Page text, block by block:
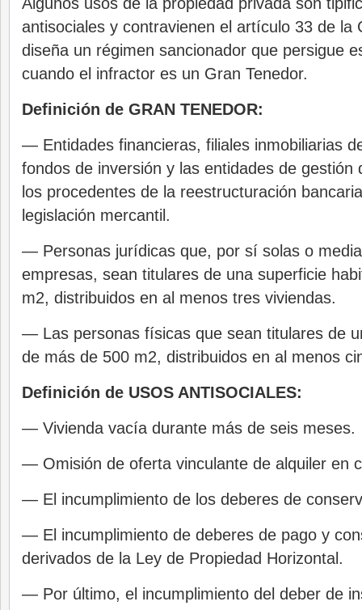
antisociales y contravienen el artículo 33 de la
diseña un régimen sancionador que persigue
cuando el infractor es un Gran Tenedor.
Definición de GRAN TENEDOR:
— Entidades financieras, filiales inmobiliarias
fondos de inversión y las entidades de gestión
los procedentes de la reestructuración
legislación mercantil.
— Personas jurídicas que, por sí solas o
empresas, sean titulares de una superficie
m2, distribuidos en al menos tres viviendas.
— Las personas físicas que sean titulares de
de más de 500 m2, distribuidos en al menos
Definición de USOS ANTISOCIALES:
— Vivienda vacía durante más de seis meses.
— Omisión de oferta vinculante de alquiler en
— El incumplimiento de los deberes de
— El incumplimiento de deberes de pago y
derivados de la Ley de Propiedad Horizontal.
— Por último, el incumplimiento del deber de